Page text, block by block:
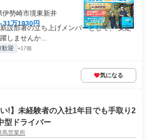
勢崎市境東新井
31万1930円
設部署の立ち上げメンバーとして、 安定
しませんか...
歓迎 +17個
気になる
い!】未経験者の入社1年目でも手取り2
型ドライバー
営業所